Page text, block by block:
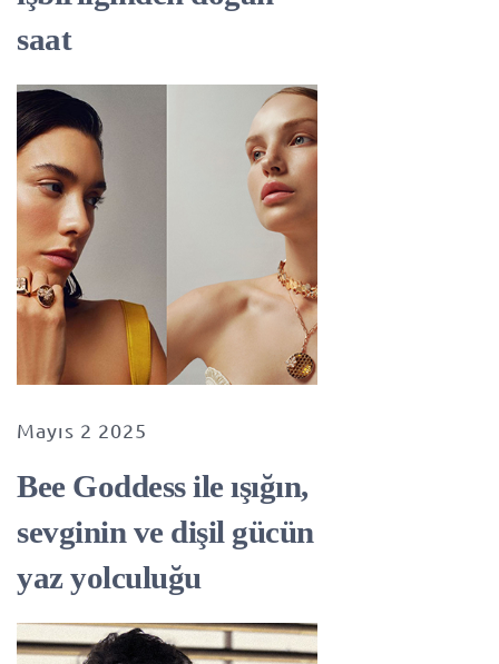
saat
Mayıs 2 2025
Bee Goddess ile ışığın,
sevginin ve dişil gücün
yaz yolculuğu